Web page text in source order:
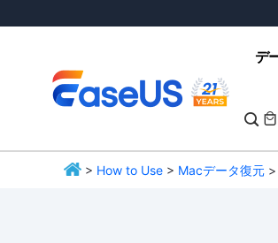
デ
 
> How to Use > Macデータ復元